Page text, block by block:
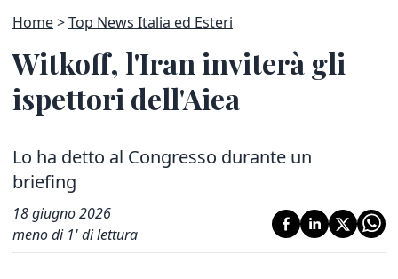
Home Top News Italia ed Esteri
Witkoff, l'Iran inviterà gli
ispettori dell'Aiea
Lo ha detto al Congresso durante un
briefing
18 giugno 2026
meno di 1' di lettura